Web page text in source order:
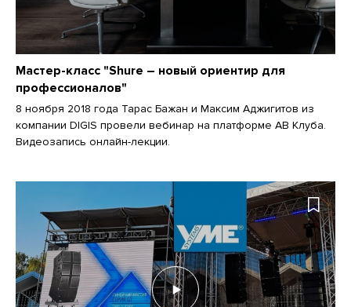
Мастер-класс "Shure – новый ориентир для
профессионалов"
8 ноября 2018 года Тарас Бажан и Максим Аджигитов из
компании DIGIS провели вебинар на платформе АВ Клуба.
Видеозапись онлайн-лекции.